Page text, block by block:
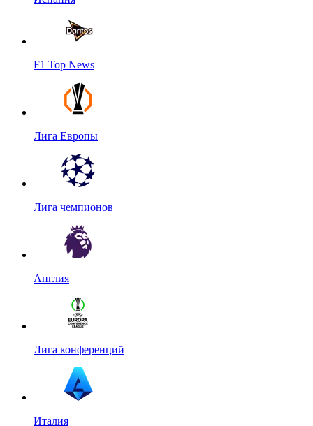
F1 Top News
Лига Европы
Лига чемпионов
Англия
Лига конференций
Италия